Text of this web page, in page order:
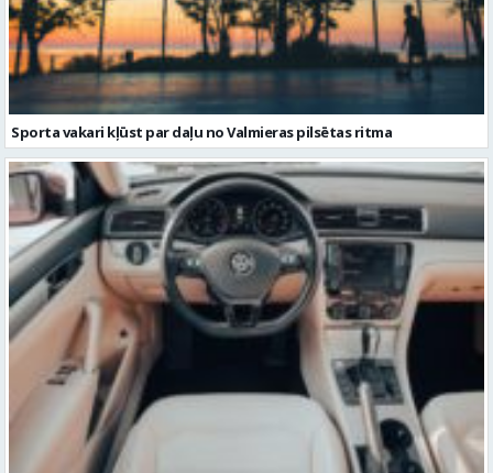
Sporta vakari kļūst par daļu no Valmieras pilsētas ritma